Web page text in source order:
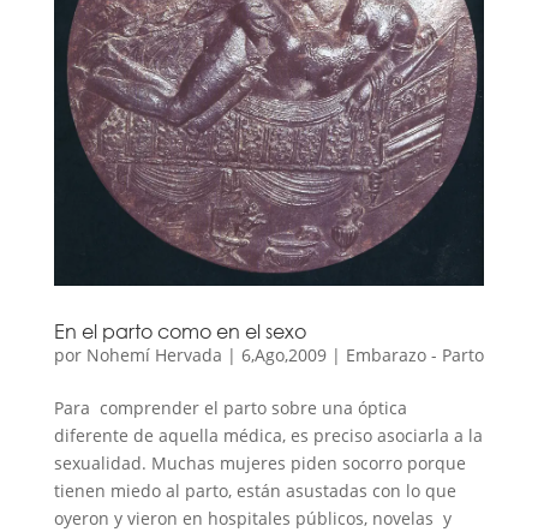
En el parto como en el sexo
por Nohemí Hervada | 6,Ago,2009| Embarazo - Parto
Para comprender el parto sobre una óptica
diferente de aquella médica, es preciso asociarla a la
sexualidad. Muchas mujeres piden socorro porque
tienen miedo al parto, están asustadas con lo que
oyeron y vieron en hospitales públicos, novelas y